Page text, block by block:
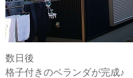
数日後
格子付きのベランダが完成♪